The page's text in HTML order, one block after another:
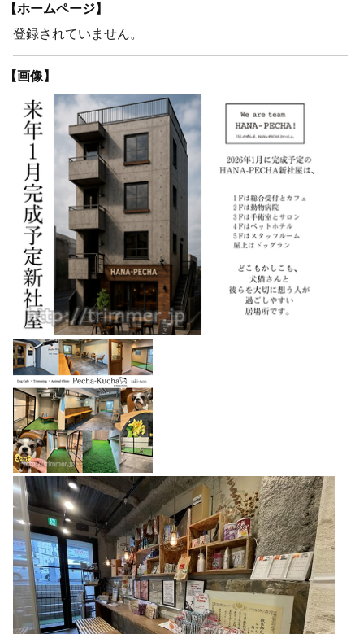
【ホームページ】
登録されていません。
【画像】